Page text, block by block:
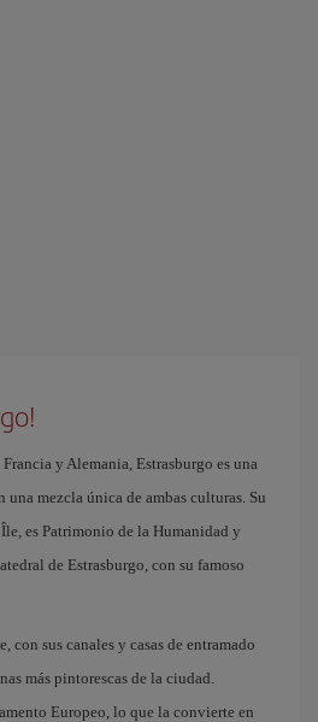
y Alemania, Estrasburgo es una
una mezcla única de ambas culturas. Su
es Patrimonio de la Humanidad y
de Estrasburgo, con su famoso
con sus canales y casas de entramado
más pintorescas de la ciudad.
Europeo, lo que la convierte en